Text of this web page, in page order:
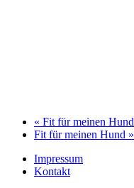
« Fit für meinen Hund
Fit für meinen Hund »
Impressum
Kontakt